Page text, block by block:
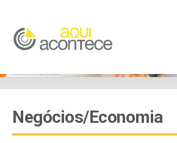
Negócios/Economia